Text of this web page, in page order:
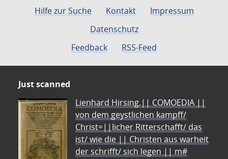
Hilfe zur Suche Kontakt
Impressum
Datenschutz
Feedback
RSS-Feed
Just scanned
Lienhard Hirsing.|| COMOEDIA ||
von dem geystlichen kampff/
Christ=||licher Ritterschafft/ das
ist/ wie die || Christen aus warheit
der schrifft/ sich legen || m#